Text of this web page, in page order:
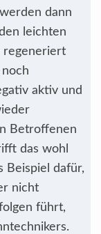
dann
leichten
regeneriert
aktiv und
Betroffenen
das wohl
Beispiel dafür,
nicht
führt,